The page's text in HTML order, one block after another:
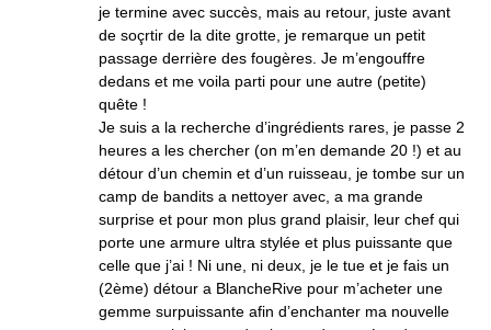
je termine avec succès, mais au retour, juste avant
de soçrtir de la dite grotte, je remarque un petit
passage derrière des fougères. Je m’engouffre
dedans et me voila parti pour une autre (petite)
quête !
Je suis a la recherche d’ingrédients rares, je passe 2
heures a les chercher (on m’en demande 20 !) et au
détour d’un chemin et d’un ruisseau, je tombe sur un
camp de bandits a nettoyer avec, a ma grande
surprise et pour mon plus grand plaisir, leur chef qui
porte une armure ultra stylée et plus puissante que
celle que j’ai ! Ni une, ni deux, je le tue et je fais un
(2ème) détour a BlancheRive pour m’acheter une
gemme surpuissante afin d’enchanter ma nouvelle